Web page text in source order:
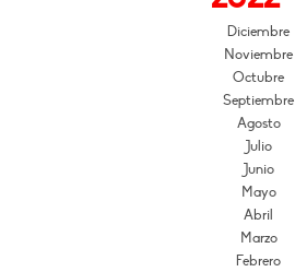
Diciembre
Noviembre
Octubre
Septiembre
Agosto
Julio
Junio
Mayo
Abril
Marzo
Febrero